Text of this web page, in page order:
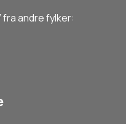
fra andre fylker: